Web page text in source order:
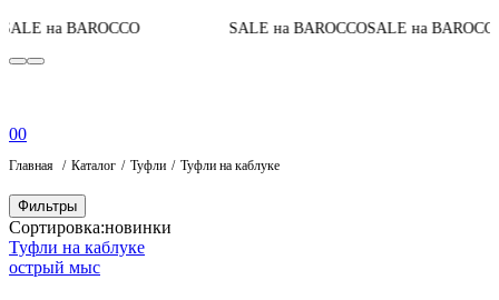
BAROCCO SALE на BAROCCOSALE на BAROCCOДо
00
Главная Каталог Туфли Туфли на каблуке
Фильтры
Сортировка:новинки
Туфли на каблуке
острый мыс